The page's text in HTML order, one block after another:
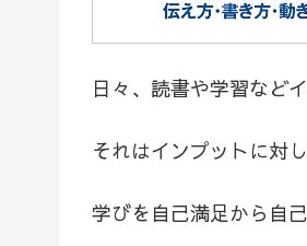
日々、読書や学習など
それはインプットに対
学びを自己満足から自